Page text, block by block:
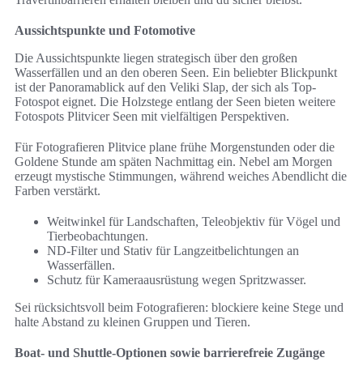
Aussichtspunkte und Fotomotive
Die Aussichtspunkte liegen strategisch über den großen
Wasserfällen und an den oberen Seen. Ein beliebter Blickpunkt
ist der Panoramablick auf den Veliki Slap, der sich als Top-
Fotospot eignet. Die Holzstege entlang der Seen bieten weitere
Fotospots Plitvicer Seen mit vielfältigen Perspektiven.
Für Fotografieren Plitvice plane frühe Morgenstunden oder die
Goldene Stunde am späten Nachmittag ein. Nebel am Morgen
erzeugt mystische Stimmungen, während weiches Abendlicht die
Farben verstärkt.
Weitwinkel für Landschaften, Teleobjektiv für Vögel und
Tierbeobachtungen.
ND-Filter und Stativ für Langzeitbelichtungen an
Wasserfällen.
Schutz für Kameraausrüstung wegen Spritzwasser.
Sei rücksichtsvoll beim Fotografieren: blockiere keine Stege und
halte Abstand zu kleinen Gruppen und Tieren.
Boat- und Shuttle-Optionen sowie barrierefreie Zugänge